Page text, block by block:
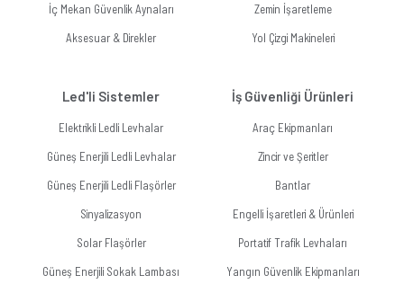
İç Mekan Güvenlik Aynaları
Aksesuar & Direkler
Led'li Sistemler
Elektrikli Ledli Levhalar
Güneş Enerjili Ledli Levhalar
Güneş Enerjili Ledli Flaşörler
Sinyalizasyon
Solar Flaşörler
Güneş Enerjili Sokak Lambası
Zemin İşaretleme
Yol Çizgi Makineleri
İş Güvenliği Ürünleri
Araç Ekipmanları
Zincir ve Şeritler
Bantlar
Engelli İşaretleri & Ürünleri
Portatif Trafik Levhaları
Yangın Güvenlik Ekipmanları